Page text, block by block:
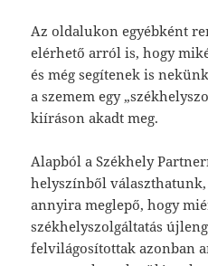
Az oldalukon egyébként
elérhető arról is, hogy
és még segítenek is
a szemem egy
kiíráson akadt meg.
Alapból a Székhely
helyszínből
annyira meglepő, hogy
székhelyszolgáltatás
felvilágosítottak azonban